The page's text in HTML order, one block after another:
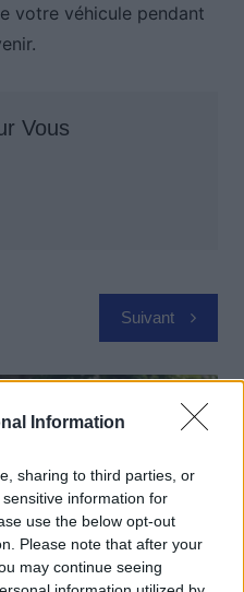
Information
sharing to third parties, or
information for
use the below opt-out
Please note that after your
may continue seeing
votre véhicule pendant
Vous
Suivant